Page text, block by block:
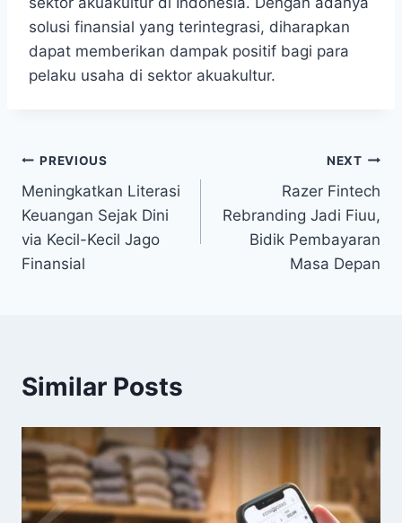
solusi finansial yang terintegrasi, diharapkan
dapat memberikan dampak positif bagi para
pelaku usaha di sektor akuakultur.
Post
navigation
PREVIOUS
Meningkatkan Literasi
Keuangan Sejak Dini
via Kecil-Kecil Jago
Finansial
NEXT
Razer Fintech
Rebranding Jadi Fiuu,
Bidik Pembayaran
Masa Depan
Similar Posts